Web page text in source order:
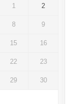
1 2
8 9
15 16
22 23
29 30